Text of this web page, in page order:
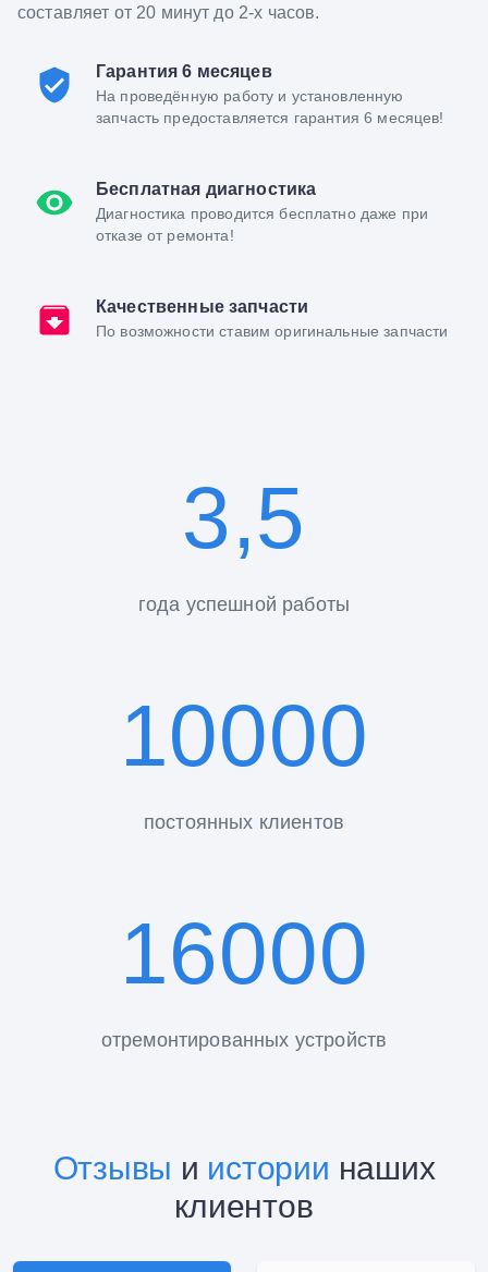
составляет от 20 минут до 2-х часов.
Гарантия 6 месяцев
На проведённую работу и установленную
запчасть предоставляется гарантия 6 месяцев!
Бесплатная диагностика
Диагностика проводится бесплатно даже при
отказе от ремонта!
Качественные запчасти
По возможности ставим оригинальные запчасти
3,5
года успешной работы
10000
постоянных клиентов
16000
отремонтированных устройств
Отзывы и истории наших
клиентов